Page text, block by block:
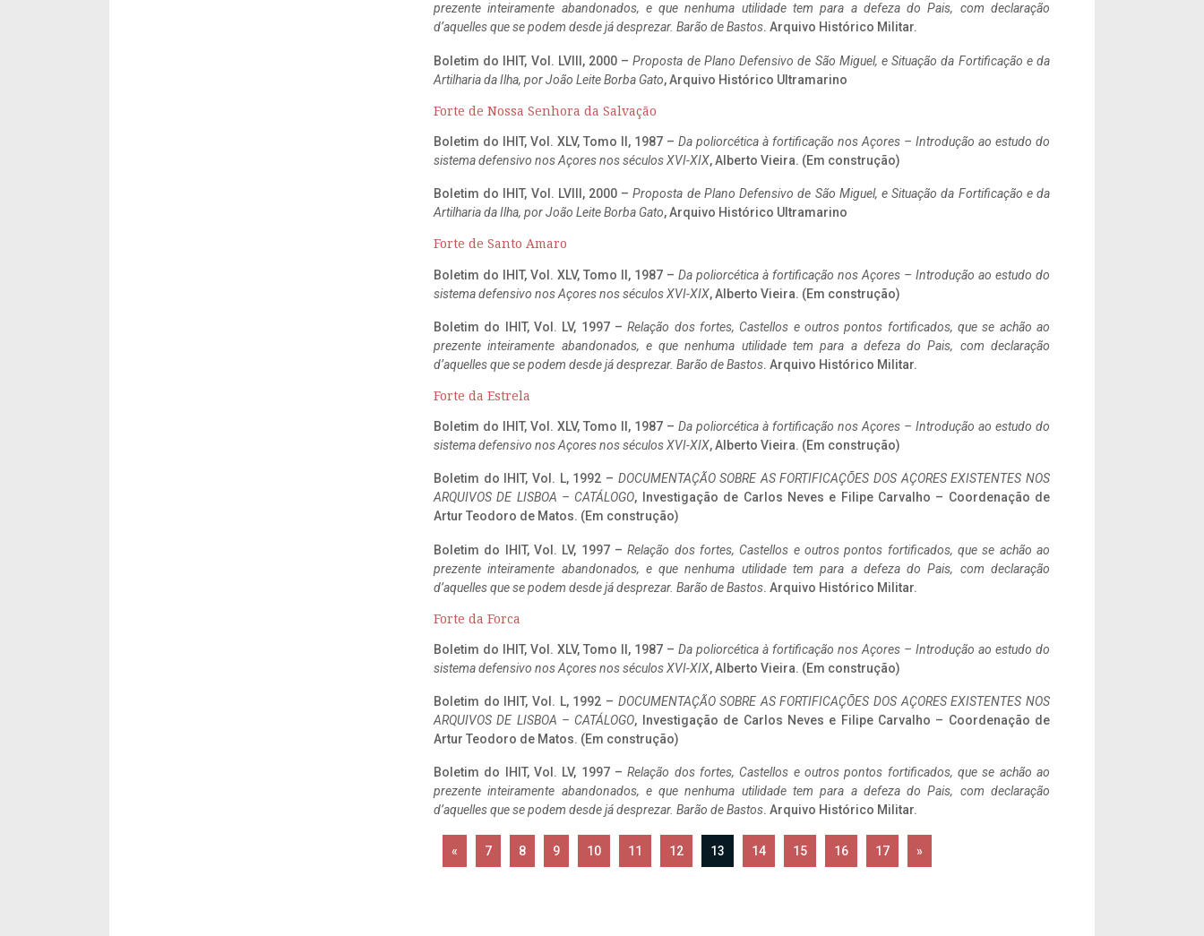
prezente inteiramente abandonados, e que nenhuma utilidade tem para a defeza do Pais, com declaração
d’aquelles que se podem desde já desprezar. Barão de Bastos. Arquivo Histórico Militar.
Boletim do IHIT, Vol. LVIII, 2000 –Proposta de Plano Defensivo de São Miguel, e Situação da Fortificação e da
Artilharia da Ilha, por João Leite Borba Gato, Arquivo Histórico Ultramarino
Forte de Nossa Senhora da Salvação
Boletim do IHIT, Vol. XLV, Tomo II, 1987 – Da poliorcética à fortificação nos Açores – Introdução ao estudo do
sistema defensivo nos Açores nos séculos XVI-XIX, Alberto Vieira. (Em construção)
Boletim do IHIT, Vol. LVIII, 2000 –Proposta de Plano Defensivo de São Miguel, e Situação da Fortificação e da
Artilharia da Ilha, por João Leite Borba Gato, Arquivo Histórico Ultramarino
Forte de Santo Amaro
Boletim do IHIT, Vol. XLV, Tomo II, 1987 – Da poliorcética à fortificação nos Açores – Introdução ao estudo do
sistema defensivo nos Açores nos séculos XVI-XIX, Alberto Vieira. (Em construção)
Boletim do IHIT, Vol. LV, 1997 –Relação dos fortes, Castellos e outros pontos fortificados, que se achão ao
prezente inteiramente abandonados, e que nenhuma utilidade tem para a defeza do Pais, com declaração
d’aquelles que se podem desde já desprezar. Barão de Bastos. Arquivo Histórico Militar.
Forte da Estrela
Boletim do IHIT, Vol. XLV, Tomo II, 1987 – Da poliorcética à fortificação nos Açores – Introdução ao estudo do
sistema defensivo nos Açores nos séculos XVI-XIX, Alberto Vieira. (Em construção)
Boletim do IHIT, Vol. L, 1992 – DOCUMENTAÇÃO SOBRE AS FORTIFICAÇÕES DOS AÇORES EXISTENTES NOS
ARQUIVOS DE LISBOA – CATÁLOGO, Investigação de Carlos Neves e Filipe Carvalho – Coordenação de
Artur Teodoro de Matos. (Em construção)
Boletim do IHIT, Vol. LV, 1997 –Relação dos fortes, Castellos e outros pontos fortificados, que se achão ao
prezente inteiramente abandonados, e que nenhuma utilidade tem para a defeza do Pais, com declaração
d’aquelles que se podem desde já desprezar. Barão de Bastos. Arquivo Histórico Militar.
Forte da Forca
Boletim do IHIT, Vol. XLV, Tomo II, 1987 – Da poliorcética à fortificação nos Açores – Introdução ao estudo do
sistema defensivo nos Açores nos séculos XVI-XIX, Alberto Vieira. (Em construção)
Boletim do IHIT, Vol. L, 1992 – DOCUMENTAÇÃO SOBRE AS FORTIFICAÇÕES DOS AÇORES EXISTENTES NOS
ARQUIVOS DE LISBOA – CATÁLOGO, Investigação de Carlos Neves e Filipe Carvalho – Coordenação de
Artur Teodoro de Matos. (Em construção)
Boletim do IHIT, Vol. LV, 1997 –Relação dos fortes, Castellos e outros pontos fortificados, que se achão ao
prezente inteiramente abandonados, e que nenhuma utilidade tem para a defeza do Pais, com declaração
d’aquelles que se podem desde já desprezar. Barão de Bastos. Arquivo Histórico Militar.
« 7 8 9 10 11 12 13 14 15 16 17 »